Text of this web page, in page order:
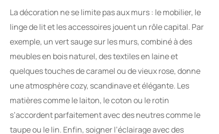
La décoration ne se limite pas aux murs : le mobilier, le
linge de lit et les accessoires jouent un rôle capital. Par
exemple, un vert sauge sur les murs, combiné à des
meubles en bois naturel, des textiles en laine et
quelques touches de caramel ou de vieux rose, donne
une atmosphère cozy, scandinave et élégante. Les
matières comme le laiton, le coton ou le rotin
s’accordent parfaitement avec des neutres comme le
taupe ou le lin. Enfin, soigner l’éclairage avec des